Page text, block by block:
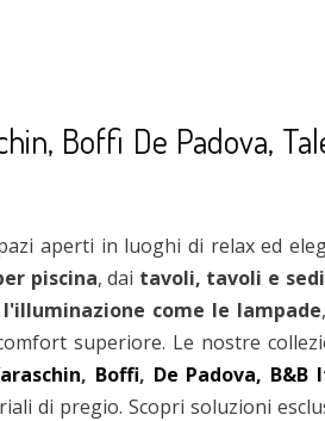
Boffi De Padova,
aperti in luoghi di relax ed
piscina, dai tavoli, tavoli e
come le lampade
superiore. Le nostre
, Boffi, De Padova, B&B
di pregio. Scopri soluzioni